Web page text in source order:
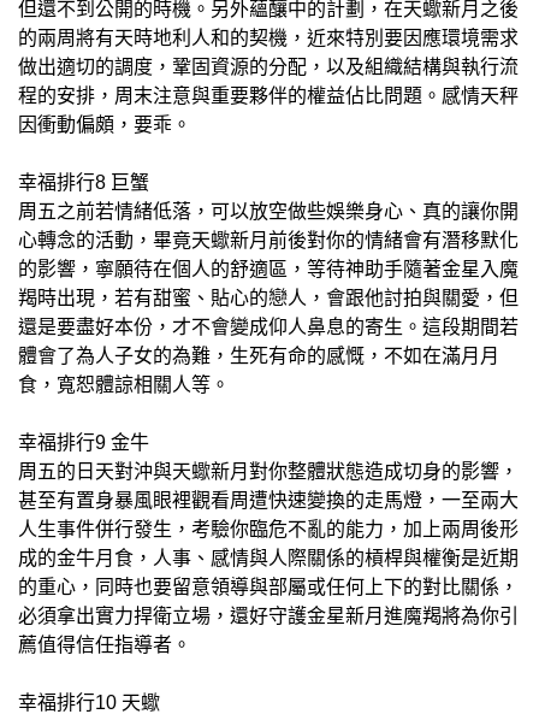
但還不到公開的時機。另外蘊釀中的計劃，在天蠍新月之後
的兩周將有天時地利人和的契機，近來特別要因應環境需求
做出適切的調度，鞏固資源的分配，以及組織結構與執行流
程的安排，周末注意與重要夥伴的權益佔比問題。感情天秤
因衝動偏頗，要乖。
幸福排行8 巨蟹
周五之前若情緒低落，可以放空做些娛樂身心、真的讓你開
心轉念的活動，畢竟天蠍新月前後對你的情緒會有潛移默化
的影響，寧願待在個人的舒適區，等待神助手隨著金星入魔
羯時出現，若有甜蜜、貼心的戀人，會跟他討拍與關愛，但
還是要盡好本份，才不會變成仰人鼻息的寄生。這段期間若
體會了為人子女的為難，生死有命的感慨，不如在滿月月
食，寬恕體諒相關人等。
幸福排行9 金牛
周五的日天對沖與天蠍新月對你整體狀態造成切身的影響，
甚至有置身暴風眼裡觀看周遭快速變換的走馬燈，一至兩大
人生事件併行發生，考驗你臨危不亂的能力，加上兩周後形
成的金牛月食，人事、感情與人際關係的槓桿與權衡是近期
的重心，同時也要留意領導與部屬或任何上下的對比關係，
必須拿出實力捍衛立場，還好守護金星新月進魔羯將為你引
薦值得信任指導者。
幸福排行10 天蠍